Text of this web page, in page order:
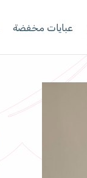
عبايات مخفضة